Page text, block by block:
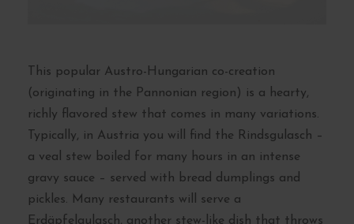
This popular Austro-Hungarian co-creation
(originating in the Pannonian region) is a hearty,
richly flavored stew that comes in many variations.
Typically, in Austria you will find the Rindsgulasch –
a veal stew boiled for many hours in an intense
gravy sauce – served with bread dumplings and
pickles. Many restaurants will serve a
Erdäpfelgulasch, another stew-like dish that throws